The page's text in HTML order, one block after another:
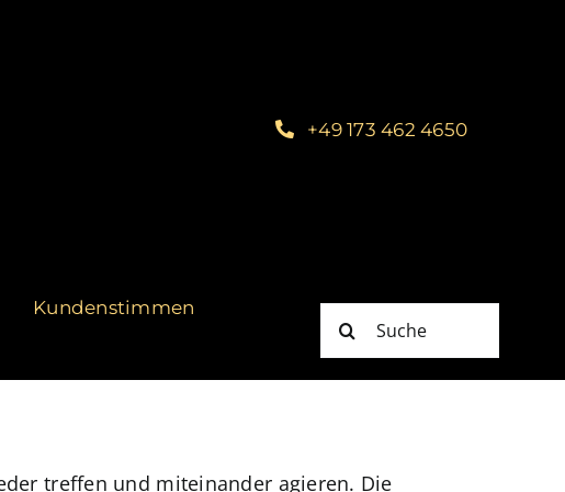
+49 173 462 4650
Kundenstimmen
Suche
treffen und miteinander agieren. Die